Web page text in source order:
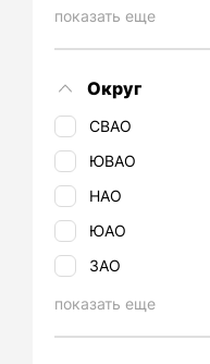
показать еще
Округ
СВАО
ЮВАО
НАО
ЮАО
ЗАО
показать еще